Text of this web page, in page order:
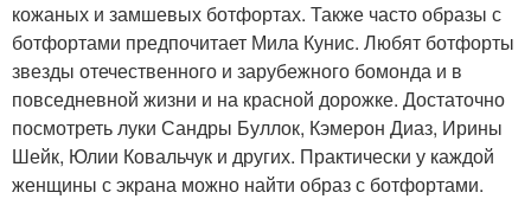
кожаных и замшевых ботфортах. Также часто образы с
ботфортами предпочитает Мила Кунис. Любят ботфорты
звезды отечественного и зарубежного бомонда и в
повседневной жизни и на красной дорожке. Достаточно
посмотреть луки Сандры Буллок, Кэмерон Диаз, Ирины
Шейк, Юлии Ковальчук и других. Практически у каждой
женщины с экрана можно найти образ с ботфортами.